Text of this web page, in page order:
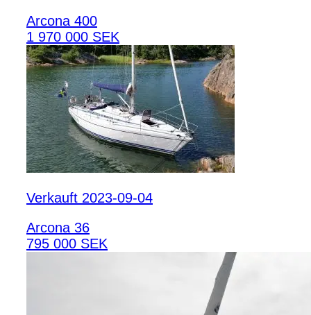
Arcona 400
1 970 000 SEK
Verkauft 2023-09-04
Arcona 36
795 000 SEK